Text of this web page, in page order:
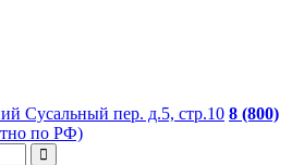
Сусальный пер. д.5, стр.10 8 (800)
по РФ)